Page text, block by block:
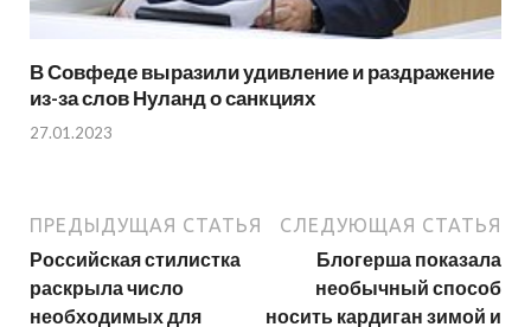
В Совфеде выразили удивление и раздражение
из-за слов Нуланд о санкциях
27.01.2023
ПРЕДЫДУЩАЯ СТАТЬЯ
Российская стилистка
раскрыла число
необходимых для
СЛЕДУЮЩАЯ СТАТЬЯ
Блогерша показала
необычный способ
носить кардиган зимой и